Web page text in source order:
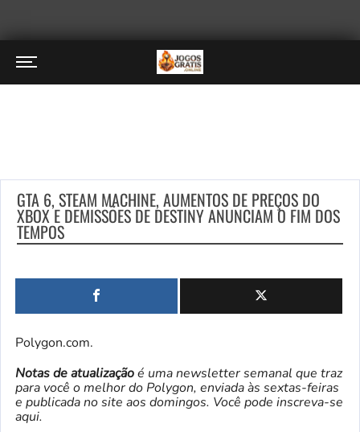
GTA 6, STEAM MACHINE, AUMENTOS DE PREÇOS DO
XBOX E DEMISSÕES DE DESTINY ANUNCIAM O FIM DOS
TEMPOS
Polygon.com.
Notas de atualizaçãoé uma newsletter semanal que traz
para você o melhor do Polygon, enviada às sextas-feiras
e publicada no site aos domingos. Você pode inscreva-se
aqui.